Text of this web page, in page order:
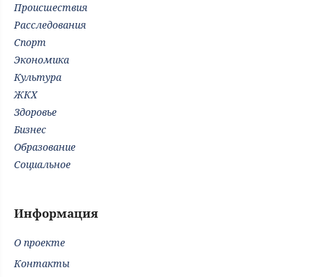
Происшествия
Расследования
Спорт
Экономика
Культура
ЖКХ
Здоровье
Бизнес
Образование
Социальное
Информация
О проекте
Контакты